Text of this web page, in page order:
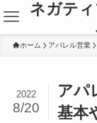
ネガテ
ホーム アパレル営業
アパ
基本
2022
8/20